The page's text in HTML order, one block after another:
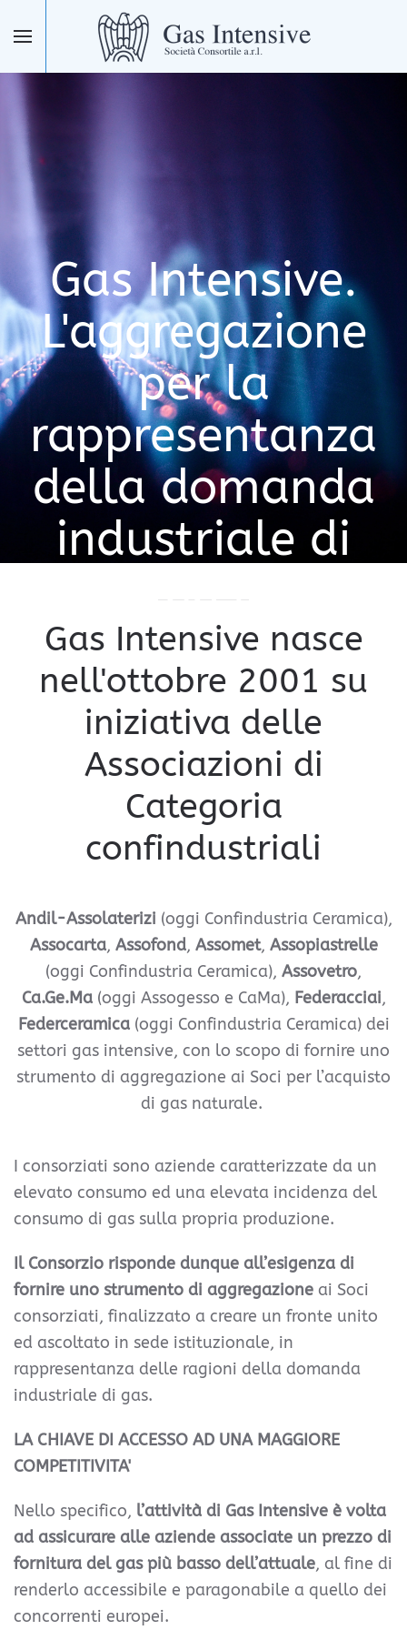
Skip to main content
Gas Intensive.
L'aggregazione
per la
rappresentanza
della domanda
industriale di
gas
Gas Intensive nasce
nell'ottobre 2001 su
iniziativa delle
Associazioni di
Categoria
confindustriali
Andil-Assolaterizi (oggi Confindustria Ceramica),
Assocarta, Assofond, Assomet, Assopiastrelle
(oggi Confindustria Ceramica), Assovetro,
Ca.Ge.Ma (oggi Assogesso e CaMa), Federacciai,
Federceramica (oggi Confindustria Ceramica) dei
settori gas intensive, con lo scopo di fornire uno
strumento di aggregazione ai Soci per l’acquisto
di gas naturale.
I consorziati sono aziende caratterizzate da un
elevato consumo ed una elevata incidenza del
consumo di gas sulla propria produzione.
Il Consorzio risponde dunque all’esigenza di
fornire uno strumento di aggregazione ai Soci
consorziati, finalizzato a creare un fronte unito
ed ascoltato in sede istituzionale, in
rappresentanza delle ragioni della domanda
industriale di gas.
LA CHIAVE DI ACCESSO AD UNA MAGGIORE
COMPETITIVITA'
Nello specifico, l’attività di Gas Intensive è volta
ad assicurare alle aziende associate un prezzo di
fornitura del gas più basso dell’attuale, al fine di
renderlo accessibile e paragonabile a quello dei
concorrenti europei.